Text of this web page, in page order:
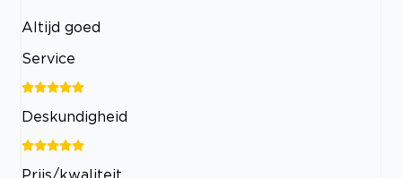
Altijd goed
Service
Deskundigheid
Prijs/kwaliteit